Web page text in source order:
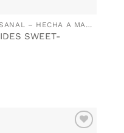
CERÁMICA PORTUGUESA ARTESANAL – HECHA A MANO EN PORTUGAL
SWEET-